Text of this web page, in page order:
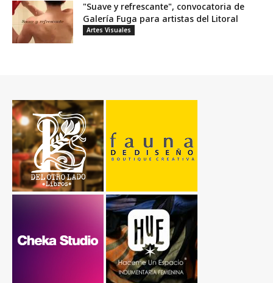
"Suave y refrescante", convocatoria de
Galería Fuga para artistas del Litoral
Artes Visuales